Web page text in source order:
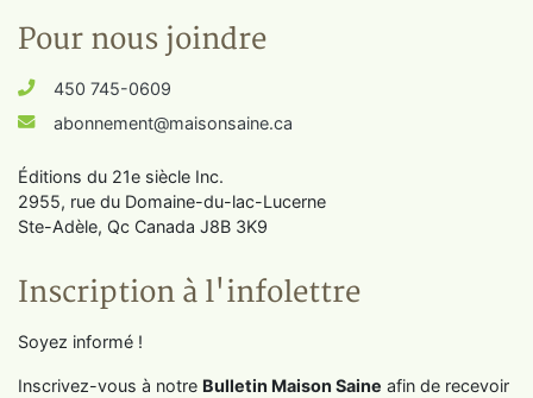
Pour nous joindre
450 745-0609
abonnement@maisonsaine.ca
Éditions du 21e siècle Inc.
2955, rue du Domaine-du-lac-Lucerne
Ste-Adèle, Qc Canada J8B 3K9
Inscription à l'infolettre
Soyez informé !
Inscrivez-vous à notre Bulletin Maison Saine afin de recevoir